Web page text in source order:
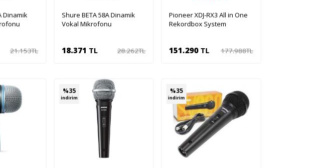
Dinamik
21.153TL
Shure BETA 58A Dinamik
Vokal Mikrofonu
18.371 TL 28.262TL
Pioneer XDJ-RX3 All in One
Rekordbox System
151.290 TL 177.988TL
%35
indirim
%35
indirim